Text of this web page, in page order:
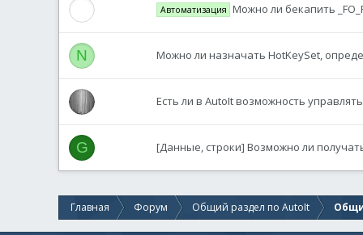
Автоматизация Можно ли бекапить
N Можно ли назначать HotKeySet,
Есть ли в AutoIt возможность
G [Данные, строки] Возможно ли
Главная Форум Общий раздел по AutoIt